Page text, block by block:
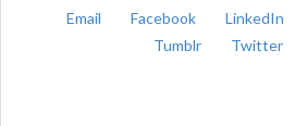
Email Facebook LinkedIn
Tumblr
Twitter